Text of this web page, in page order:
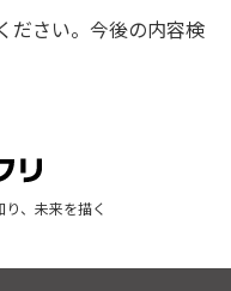
ださい。今後の内容検
、未来を描く